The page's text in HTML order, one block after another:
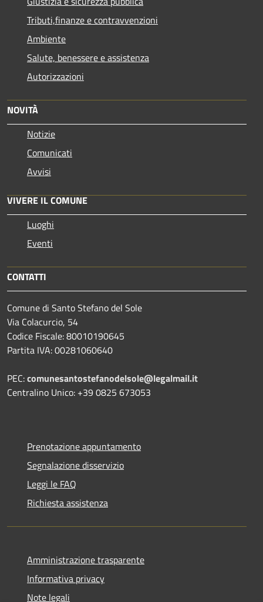
Tributi,finanze e contravvenzioni
Ambiente
Salute, benessere e assistenza
Autorizzazioni
NOVITÀ
Notizie
Comunicati
Avvisi
VIVERE IL COMUNE
Luoghi
Eventi
CONTATTI
Comune di Santo Stefano del Sole
Via Colacurcio, 54
Codice Fiscale: 80010190645
Partita IVA: 00281060640
PEC:comunesantostefanodelsole@legalmail.it
Centralino Unico: +39 0825 673053
Prenotazione appuntamento
Segnalazione disservizio
Leggi le FAQ
Richiesta assistenza
Amministrazione trasparente
Informativa privacy
Note legali